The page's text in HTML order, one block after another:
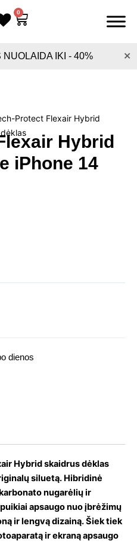
0 Cart
IKI - 40% ×
Protect Flexair Hybrid
Hybrid
iPhone 14
dienos
Hybrid skaidrus dėklas
siluetą. Hibridinė
nugarėlių ir
apsaugo nuo įbrėžimų
ir lengvą dizainą. Šiek tiek
ir ekraną apsaugo